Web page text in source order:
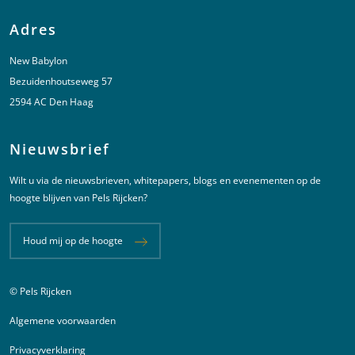
Adres
New Babylon
Bezuidenhoutseweg 57
2594 AC Den Haag
Nieuwsbrief
Wilt u via de nieuwsbrieven, whitepapers, blogs en evenementen op de
hoogte blijven van Pels Rijcken?
Houd mij op de hoogte
Juridische informatie
© Pels Rijcken
Algemene voorwaarden
Privacyverklaring